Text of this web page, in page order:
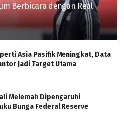
Berbicara dengan Real
Asia Pasifik Meningkat, Data
Jadi Target Utama
Melemah Dipengaruhi
Bunga Federal Reserve